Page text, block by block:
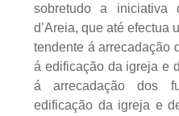
sobretudo a iniciativa
d’Areia, que até efectua
tendente á arrecadação
á edificação da igreja e
á arrecadação dos
edificação da igreja e